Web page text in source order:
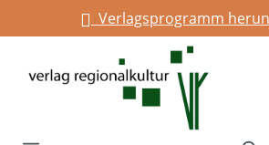
springenVerlagsprogramm